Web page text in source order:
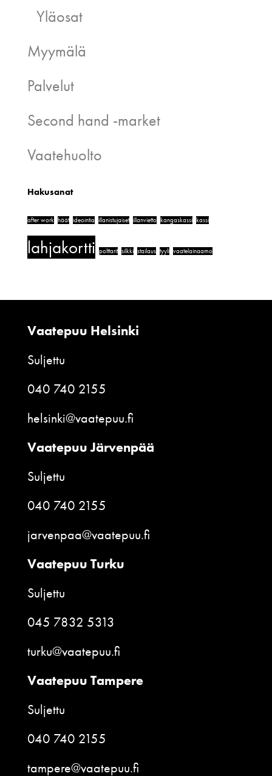
Yläosat
Myymälä
Palvelut
Second hand -market
Vaatehuolto
Hakusanat
after work häät ideointia illanistujaiset illanvietto kangaskassi kassi
lahjakortti polttarit silkki stailaus tyyli vaatelainaamo
Vaatepuu Helsinki
Suljettu
040 740 2155
helsinki@vaatepuu.fi
Vaatepuu Järvenpää
Suljettu
040 740 2155
jarvenpaa@vaatepuu.fi
Vaatepuu Turku
Suljettu
045 7832 5313
turku@vaatepuu.fi
Vaatepuu Tampere
Suljettu
040 740 2155
tampere@vaatepuu.fi